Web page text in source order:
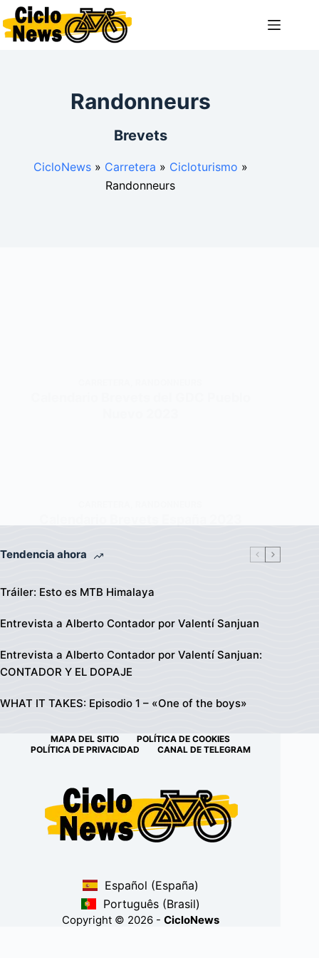
Saltar
al
contenido
Randonneurs
Brevets
CicloNews» Carretera » Cicloturismo »
Randonneurs
Tendencia ahora
Tráiler: Esto es MTB Himalaya
Entrevista a Alberto Contador por Valentí Sanjuan
Entrevista a Alberto Contador por Valentí Sanjuan:
CONTADOR Y EL DOPAJE
WHAT IT TAKES: Episodio 1 – «One of the boys»
MAPA DEL SITIO
POLÍTICA DE COOKIES
POLÍTICA DE PRIVACIDAD
CANAL DE TELEGRAM
Español (España)
Português (Brasil)
Copyright © 2026 - CicloNews